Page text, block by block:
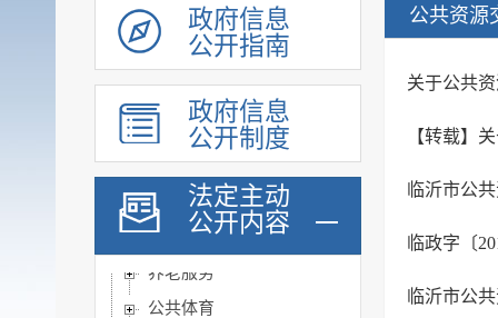
政府信息
公开指南
政府信息
公开制度
法定主动
公开内容
社会福利
基本医疗卫生
住房和城乡建设
征地信息
农业预测信息
房屋征收
养老服务
公共体育
公共资源
关于公共
【转载】
临沂市公
临政字〔
临沂市公